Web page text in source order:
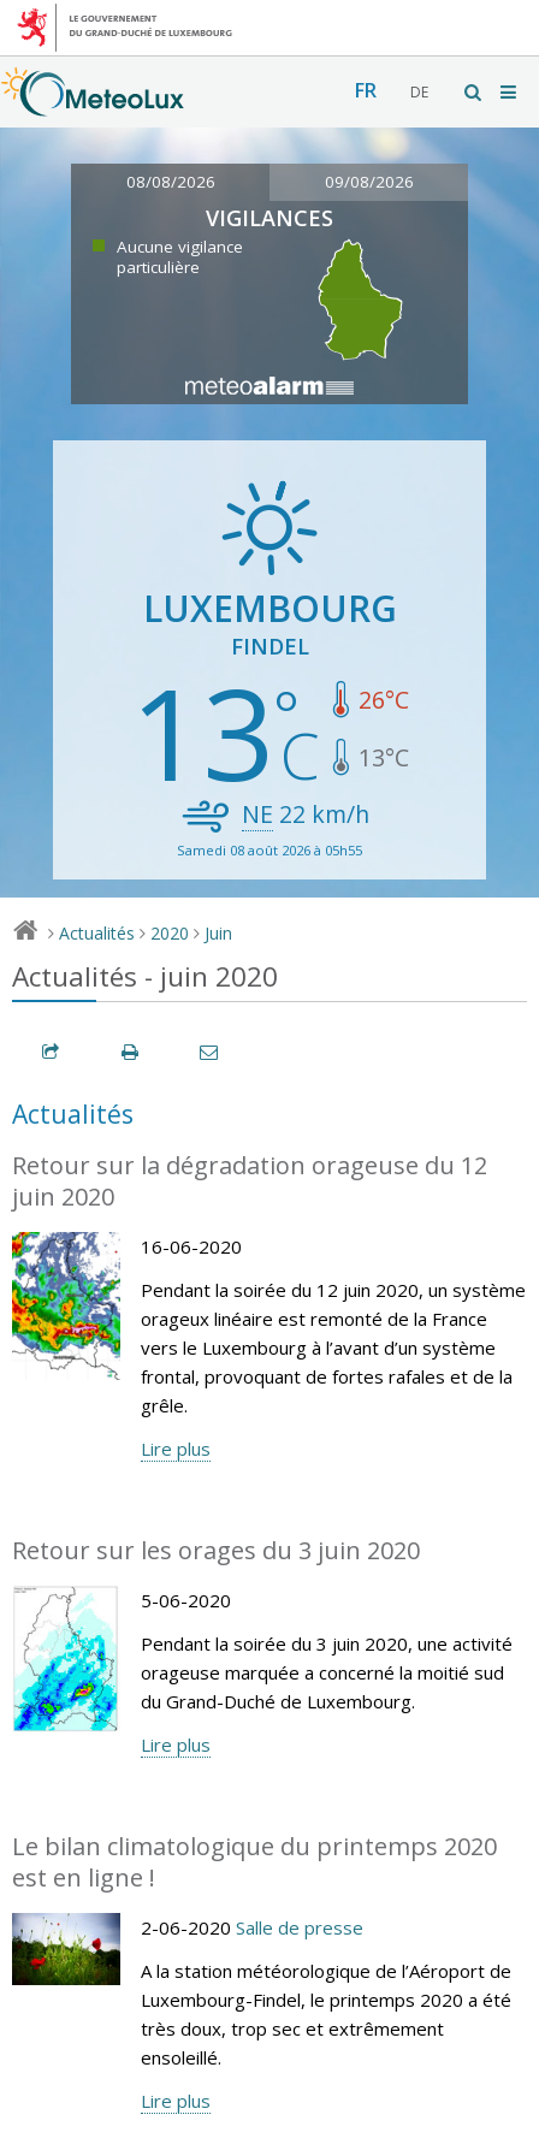
FR DE
08/08/2026 09/08/2026
VIGILANCES
Aucune vigilance
particulière
LUXEMBOURG
FINDEL
13 26°C
13°C
NE 22 km/h
Samedi 08 août 2026 à 05h55
> Actualités > 2020 > Juin
Actualités - juin 2020
Actualités
Retour sur la dégradation orageuse du 12
juin 2020
16-06-2020
Pendant la soirée du 12 juin 2020, un système
orageux linéaire est remonté de la France
vers le Luxembourg à l’avant d’un système
frontal, provoquant de fortes rafales et de la
grêle.
Lire plus
Retour sur les orages du 3 juin 2020
5-06-2020
Pendant la soirée du 3 juin 2020, une activité
orageuse marquée a concerné la moitié sud
du Grand-Duché de Luxembourg.
Lire plus
Le bilan climatologique du printemps 2020
est en ligne !
2-06-2020 Salle de presse
A la station météorologique de l’Aéroport de
Luxembourg-Findel, le printemps 2020 a été
très doux, trop sec et extrêmement
ensoleillé.
Lire plus